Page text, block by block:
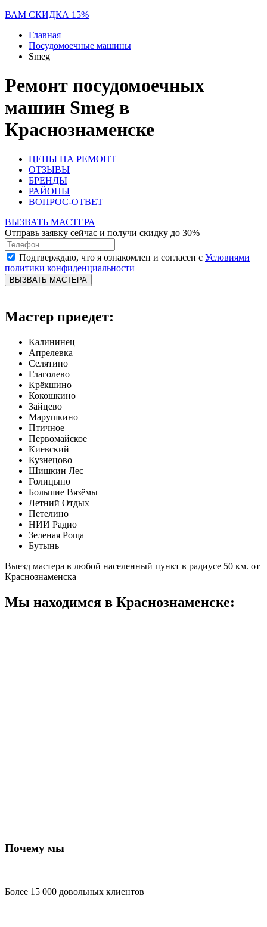
ВАМ СКИДКА 15%
Главная
Посудомоечные машины
Smeg
Ремонт посудомоечных
машин Smeg в
Краснознаменске
ЦЕНЫ НА РЕМОНТ
ОТЗЫВЫ
БРЕНДЫ
РАЙОНЫ
ВОПРОС-ОТВЕТ
ВЫЗВАТЬ МАСТЕРА
Отправь заявку сейчас и получи скидку до 30%
Подтверждаю, что я ознакомлен и согласен с Условиями
политики конфиденциальности
ВЫЗВАТЬ МАСТЕРА
Мастер приедет:
Калининец
Апрелевка
Селятино
Глаголево
Крёкшино
Кокошкино
Зайцево
Марушкино
Птичное
Первомайское
Киевский
Кузнецово
Шишкин Лес
Голицыно
Большие Вязёмы
Летний Отдых
Петелино
НИИ Радио
Зеленая Роща
Бутынь
Выезд мастера в любой населенный пункт в радиусе 50 км. от
Краснознаменска
Мы находимся в Краснознаменске:
Почему мы
Более 15 000 довольных клиентов